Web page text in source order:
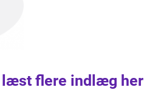
læst flere indlæg her